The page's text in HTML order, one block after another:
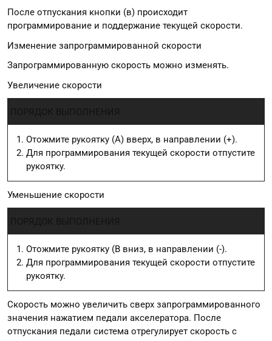
После отпускания кнопки (в) происходит
программирование и поддержание текущей скорости.
Изменение запрограммированной скорости
Запрограммированную скорость можно изменять.
Увеличение скорости
Отожмите рукоятку (А) вверх, в направлении (+).
Для программирования текущей скорости отпустите
рукоятку.
Уменьшение скорости
Отожмите рукоятку (B вниз, в направлении (-).
Для программирования текущей скорости отпустите
рукоятку.
Скорость можно увеличить сверх запрограммированного
значения нажатием педали акселератора. После
отпускания педали система отрегулирует скорость с